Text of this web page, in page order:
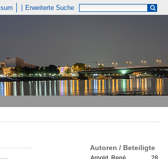
Erweiterte Suche
Autoren / Beteiligte